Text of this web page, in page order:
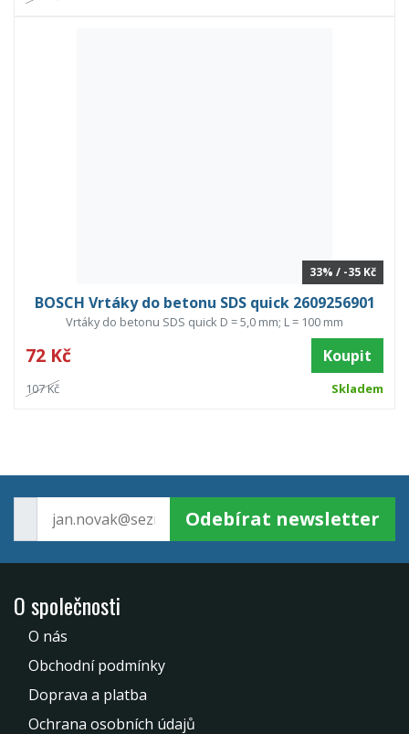
33% / -35 Kč
BOSCH Vrtáky do betonu SDS quick 2609256901
Vrtáky do betonu SDS quick D = 5,0 mm; L = 100 mm
72 Kč Koupit
107 Kč Skladem
Odebírat newsletter
O společnosti
O nás
Obchodní podmínky
Doprava a platba
Ochrana osobních údajů